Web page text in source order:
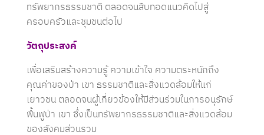
ทรัพยากรธรรมชาติ ตลอดจนสืบทอดแนวคิดไปสู่
ครอบครัวและชุมชนต่อไป
วัตถุประสงค์
เพื่อเสริมสร้างความรู้ ความเข้าใจ ความตระหนักถึง
คุณค่าของป่า เขา ธรรมชาติและสิ่งแวดล้อมให้แก่
เยาวชน ตลอดจนผู้เกี่ยวข้องให้มีส่วนร่วมในการอนุรักษ์
ฟื้นฟูป่า เขา ซึ่งเป็นทรัพยากรธรรมชาติและสิ่งแวดล้อม
ของสังคมส่วนรวม